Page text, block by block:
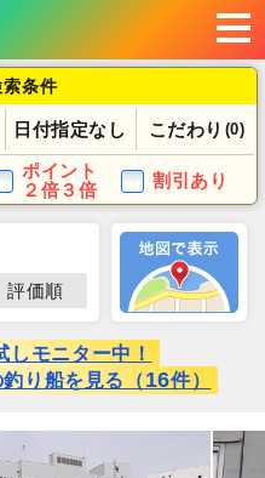
条件
日付指定なし こだわり (0)
ポイント
２倍３倍
割引あり
評価順
しモニター中！
釣り船を見る（16件）